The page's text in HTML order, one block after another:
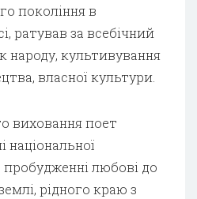
покоління в
ратував за всебічний
народу, культивування
власної культури.
виховання поет
національної
пробудженні любові до
рідного краю з